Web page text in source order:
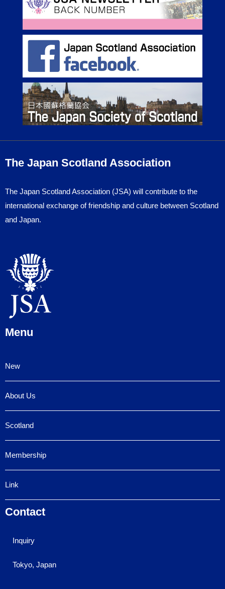
The Japan Scotland Association
The Japan Scotland Association (JSA) will contribute to the
international exchange of friendship and culture between Scotland
and Japan.
Menu
New
About Us
Scotland
Membership
Link
Contact
Inquiry
Tokyo, Japan